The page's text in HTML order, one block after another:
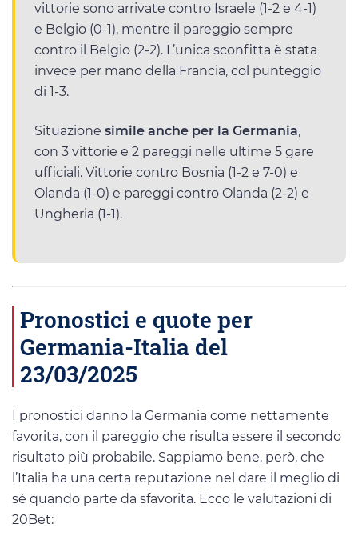
vittorie sono arrivate contro Israele (1-2 e 4-1)
e Belgio (0-1), mentre il pareggio sempre
contro il Belgio (2-2). L’unica sconfitta è stata
invece per mano della Francia, col punteggio
di 1-3.
Situazione simile anche per la Germania,
con 3 vittorie e 2 pareggi nelle ultime 5 gare
ufficiali. Vittorie contro Bosnia (1-2 e 7-0) e
Olanda (1-0) e pareggi contro Olanda (2-2) e
Ungheria (1-1).
Pronostici e quote per
Germania-Italia del
23/03/2025
I pronostici danno la Germania come nettamente
favorita, con il pareggio che risulta essere il secondo
risultato più probabile. Sappiamo bene, però, che
l’Italia ha una certa reputazione nel dare il meglio di
sé quando parte da sfavorita. Ecco le valutazioni di
20Bet: